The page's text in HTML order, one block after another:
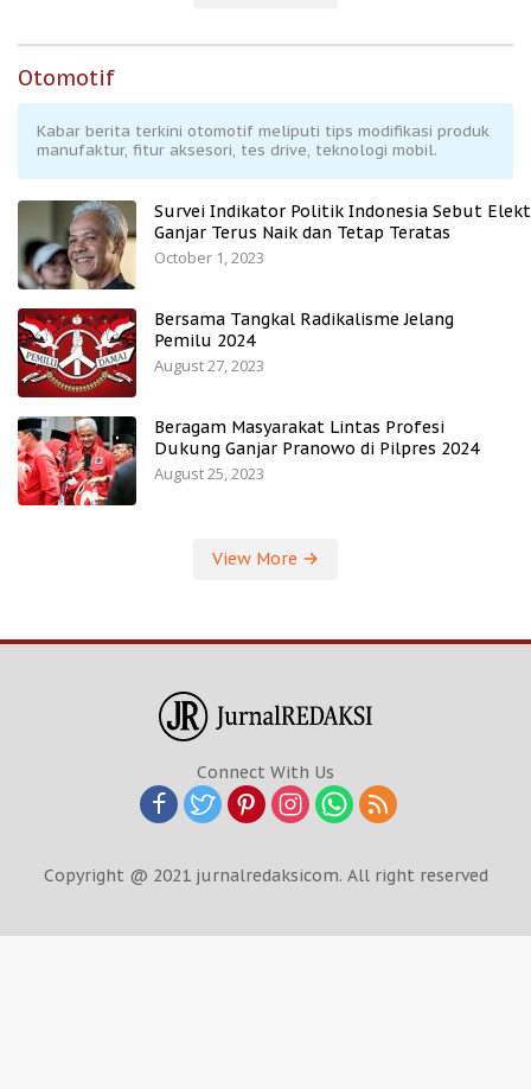
Otomotif
Kabar berita terkini otomotif meliputi tips modifikasi produk
manufaktur, fitur aksesori, tes drive, teknologi mobil.
Survei Indikator Politik Indonesia Sebut
Ganjar Terus Naik dan Tetap Teratas
October 1, 2023
Bersama Tangkal Radikalisme Jelang
Pemilu 2024
August 27, 2023
Beragam Masyarakat Lintas Profesi
Dukung Ganjar Pranowo di Pilpres 2024
August 25, 2023
View More
Connect With Us
Copyright @ 2021 jurnalredaksicom. All right reserved